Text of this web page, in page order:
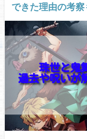
できた理由の考察